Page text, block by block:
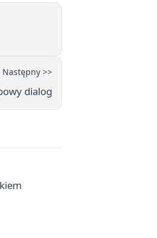
Następny >>
dialog